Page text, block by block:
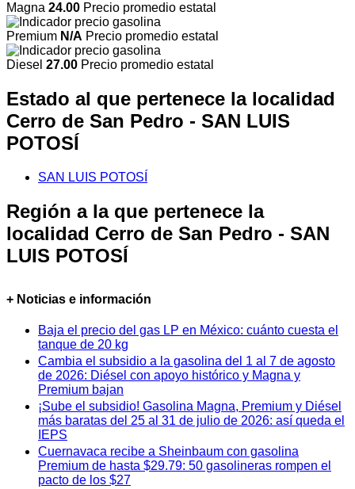
Magna 24.00 Precio promedio estatal
Premium N/A Precio promedio estatal
Diesel 27.00 Precio promedio estatal
Estado al que pertenece la localidad
Cerro de San Pedro - SAN LUIS
POTOSÍ
SAN LUIS POTOSÍ
Región a la que pertenece la
localidad Cerro de San Pedro - SAN
LUIS POTOSÍ
+ Noticias e información
Baja el precio del gas LP en México: cuánto cuesta el
tanque de 20 kg
Cambia el subsidio a la gasolina del 1 al 7 de agosto
de 2026: Diésel con apoyo histórico y Magna y
Premium bajan
¡Sube el subsidio! Gasolina Magna, Premium y Diésel
más baratas del 25 al 31 de julio de 2026: así queda el
IEPS
Cuernavaca recibe a Sheinbaum con gasolina
Premium de hasta $29.79: 50 gasolineras rompen el
pacto de los $27